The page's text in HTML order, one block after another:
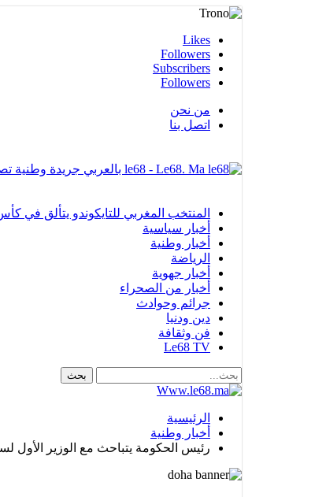
Likes
Followers
Subscribers
Followers
من نحن
اتصل بنا
le68 - Le68. Ma بالعربي جريدة وطنية تصدر من مدينة العيون
المنتخب المغربي للتايكوندو يتألق في كأس العرب بالفجيرة
أخبار سياسية
أخبار وطنية
الرياضة
أخبار جهوية
أخبار من الصحراء
جرائم وحوادث
دين ودنيا
فن وثقافة
Le68 TV
الرئيسية
أخبار وطنية
رئيس الحكومة يتباحث مع الوزير الأول